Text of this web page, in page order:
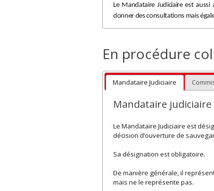
Le Mandataire Judiciaire est
donner des consultations mais
En procédure
Mandataire Judiciaire
Mandataire judiciaire
Le Mandataire Judiciaire est
décision d’ouverture de
Sa désignation est obligatoire.
De manière générale, il
mais ne le représente pas.